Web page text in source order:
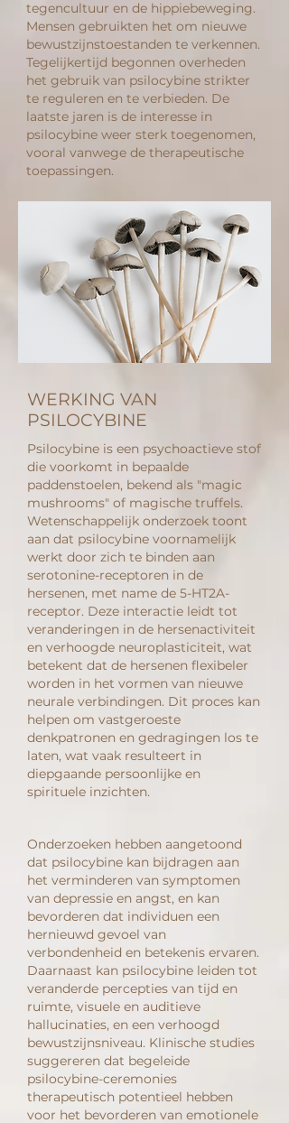
tegencultuur en de hippiebeweging.
Mensen gebruikten het om nieuwe
bewustzijnstoestanden te verkennen.
Tegelijkertijd begonnen overheden
het gebruik van psilocybine strikter
te reguleren en te verbieden. De
laatste jaren is de interesse in
psilocybine weer sterk toegenomen,
vooral vanwege de therapeutische
toepassingen.
WERKING VAN
PSILOCYBINE
Psilocybine is een psychoactieve stof
die voorkomt in bepaalde
paddenstoelen, bekend als "magic
mushrooms" of magische truffels.
Wetenschappelijk onderzoek toont
aan dat psilocybine voornamelijk
werkt door zich te binden aan
serotonine-receptoren in de
hersenen, met name de 5-HT2A-
receptor. Deze interactie leidt tot
veranderingen in de hersenactiviteit
en verhoogde neuroplasticiteit, wat
betekent dat de hersenen flexibeler
worden in het vormen van nieuwe
neurale verbindingen. Dit proces kan
helpen om vastgeroeste
denkpatronen en gedragingen los te
laten, wat vaak resulteert in
diepgaande persoonlijke en
spirituele inzichten.
Onderzoeken hebben aangetoond
dat psilocybine kan bijdragen aan
het verminderen van symptomen
van depressie en angst, en kan
bevorderen dat individuen een
hernieuwd gevoel van
verbondenheid en betekenis ervaren.
Daarnaast kan psilocybine leiden tot
veranderde percepties van tijd en
ruimte, visuele en auditieve
hallucinaties, en een verhoogd
bewustzijnsniveau. Klinische studies
suggereren dat begeleide
psilocybine-ceremonies
therapeutisch potentieel hebben
voor het bevorderen van emotionele